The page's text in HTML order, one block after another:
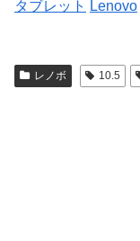
タブレット Lenovo
レノボ 10.5